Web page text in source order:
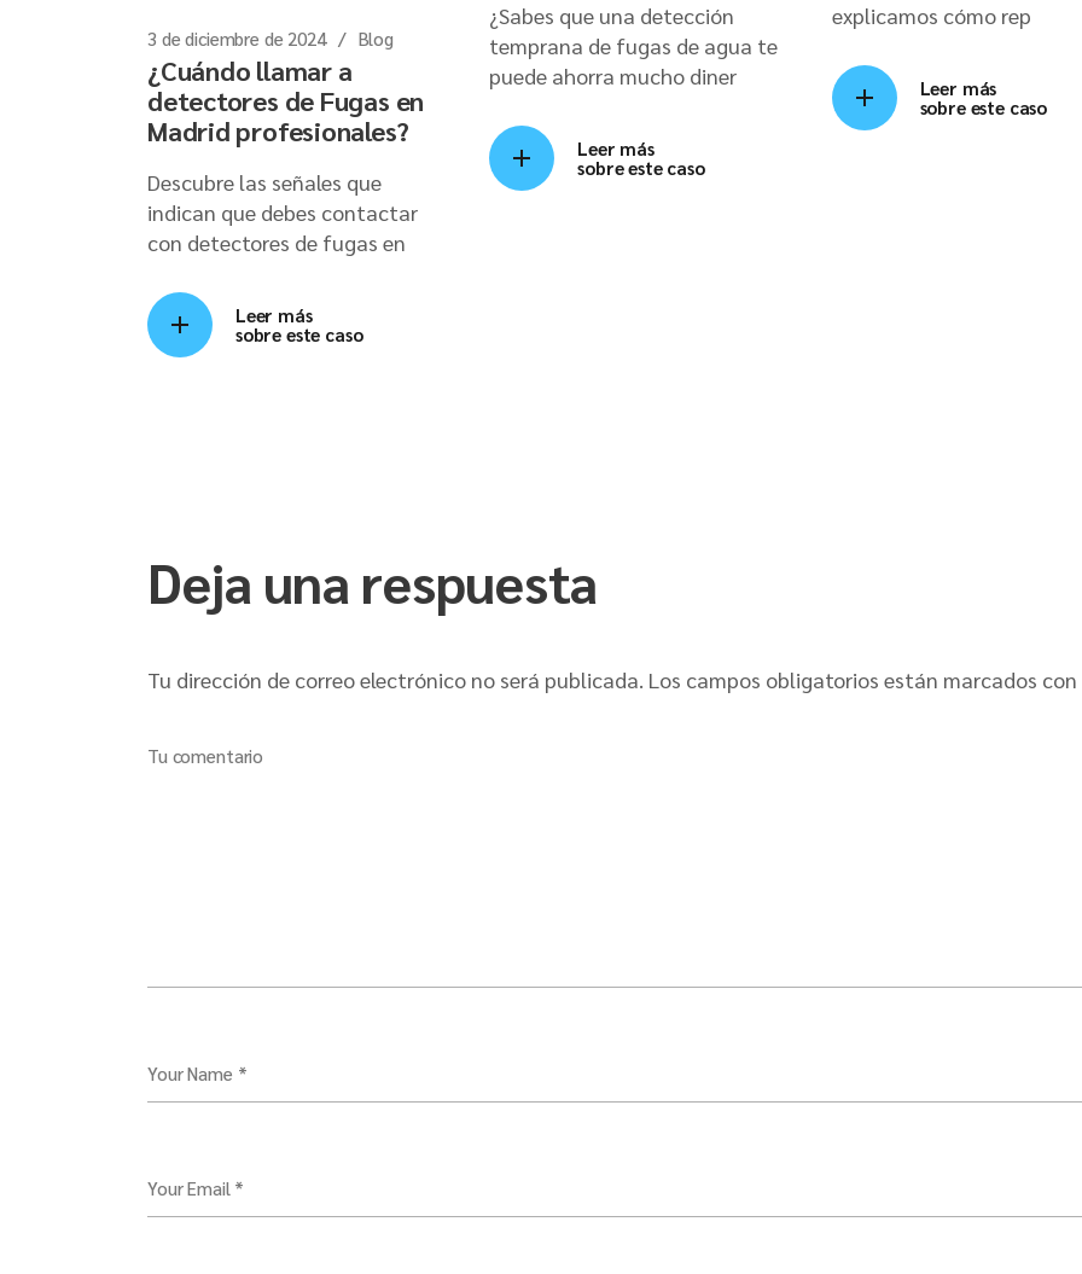
3 de diciembre de 2024 Blog
¿Cuándo llamar a
detectores de Fugas en
Madrid profesionales?
Descubre las señales que
indican que debes contactar
con detectores de fugas en
Leer más
sobre este caso
¿Sabes que una detección
temprana de fugas de agua te
puede ahorra mucho diner
Leer más
sobre este caso
explicamos cómo rep
Leer más
sobre este caso
Deja una respuesta
Tu dirección de correo electrónico no será publicada. Los campos obligatorios están marcados con
Tu comentario
Your Name *
Your Email *